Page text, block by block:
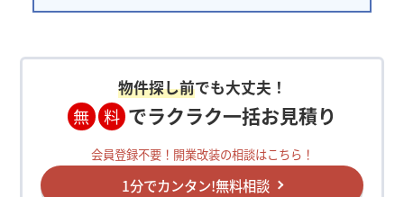
物件探し前でも大丈夫！
無 料 でラクラク一括お見積り
会員登録不要！開業改装の相談はこちら！
1分でカンタン!無料相談